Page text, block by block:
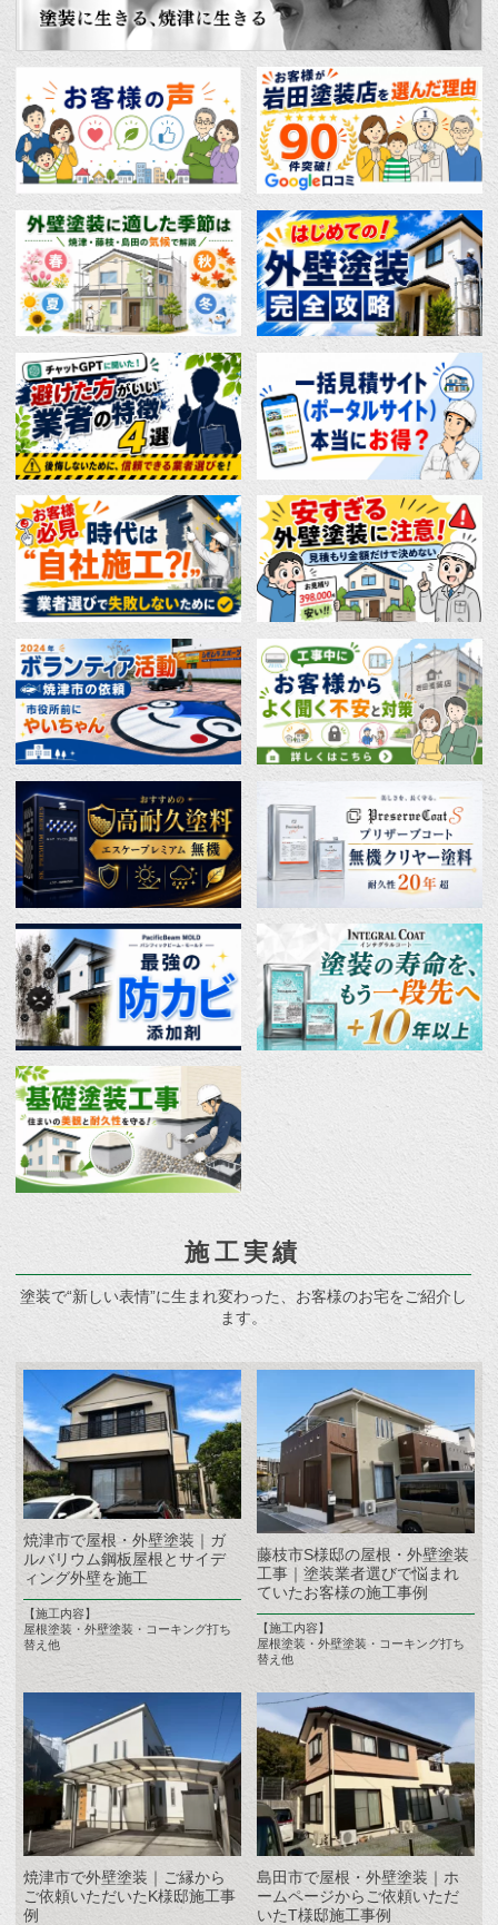
施工実績
塗装で“新しい表情”に生まれ変わった、お客様のお宅をご紹介し
ます。
焼津市で屋根・外壁塗装｜ガ
ルバリウム鋼板屋根とサイデ
ィング外壁を施工
【施工内容】
屋根塗装・外壁塗装・コーキング打ち
替え他
藤枝市S様邸の屋根・外壁塗装
工事｜塗装業者選びで悩まれ
ていたお客様の施工事例
【施工内容】
屋根塗装・外壁塗装・コーキング打ち
替え他
焼津市で外壁塗装｜ご縁から
ご依頼いただいたK様邸施工事
例
島田市で屋根・外壁塗装｜ホ
ームページからご依頼いただ
いたT様邸施工事例